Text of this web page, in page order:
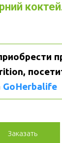
GoHerbalife
Заказать